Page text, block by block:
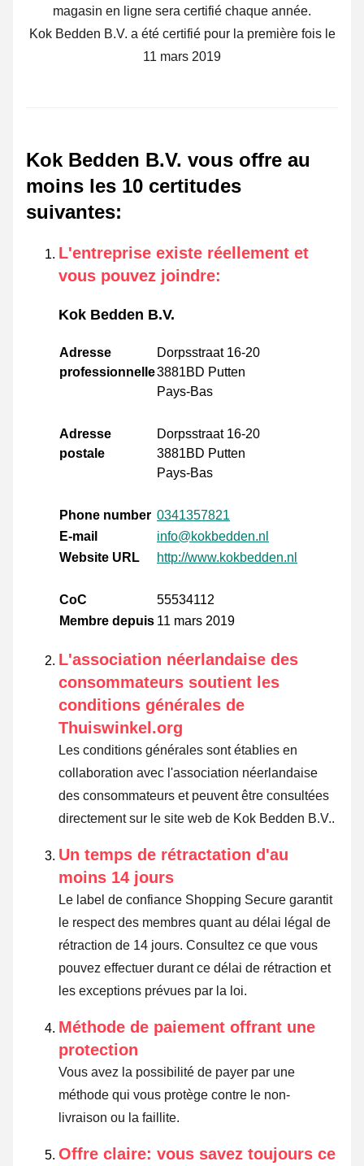
magasin en ligne sera certifié chaque année.
Kok Bedden B.V. a été certifié pour la première fois le
11 mars 2019
Kok Bedden B.V. vous offre au
moins les 10 certitudes
suivantes:
L'entreprise existe réellement et
vous pouvez joindre:
Kok Bedden B.V.
Adresse
professionnelle
Dorpsstraat 16-20
3881BD Putten
Pays-Bas
Adresse
postale
Dorpsstraat 16-20
3881BD Putten
Pays-Bas
Phone number 0341357821
E-mail
info@kokbedden.nl
Website URL
http://www.kokbedden.nl
CoC
55534112
Membre depuis 11 mars 2019
L'association néerlandaise des
consommateurs soutient les
conditions générales de
Thuiswinkel.org
Les conditions générales sont établies en
collaboration avec l'association néerlandaise
des consommateurs et peuvent être consultées
directement sur le site web de Kok Bedden B.V..
Un temps de rétractation d'au
moins 14 jours
Le label de confiance Shopping Secure garantit
le respect des membres quant au délai légal de
rétraction de 14 jours. Consultez ce que vous
pouvez effectuer durant ce délai de rétraction et
les exceptions prévues par la loi.
Méthode de paiement offrant une
protection
Vous avez la possibilité de payer par une
méthode qui vous protège contre le non-
livraison ou la faillite.
Offre claire: vous savez toujours ce